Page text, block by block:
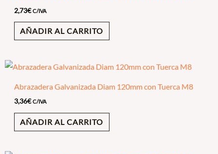
2,73€ C/IVA
AÑADIR AL CARRITO
Abrazadera Galvanizada Diam 120mm con Tuerca M8
3,36€ C/IVA
AÑADIR AL CARRITO